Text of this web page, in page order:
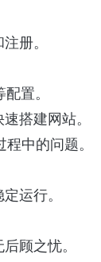
册。
置。
搭建网站。
中的问题。
运行。
顾之忧。